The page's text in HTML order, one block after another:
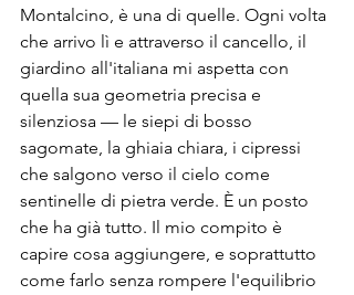
Montalcino, è una di quelle. Ogni volta
che arrivo lì e attraverso il cancello, il
giardino all'italiana mi aspetta con
quella sua geometria precisa e
silenziosa — le siepi di bosso
sagomate, la ghiaia chiara, i cipressi
che salgono verso il cielo come
sentinelle di pietra verde. È un posto
che ha già tutto. Il mio compito è
capire cosa aggiungere, e soprattutto
come farlo senza rompere l'equilibrio